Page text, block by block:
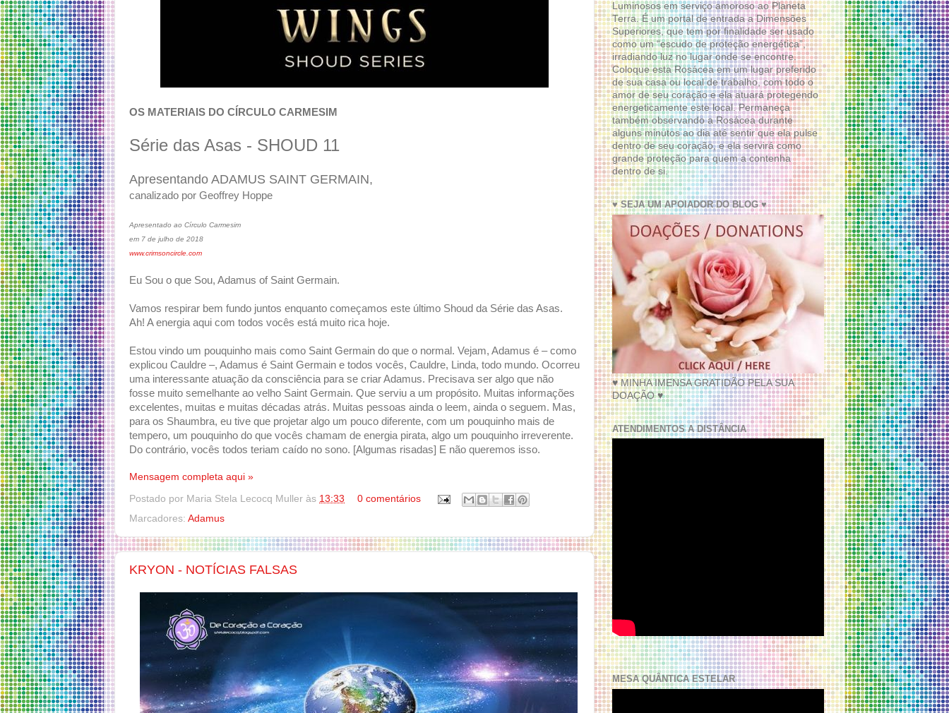
OS MATERIAIS DO CÍRCULO CARMESIM
Série das Asas - SHOUD 11
Apresentando ADAMUS SAINT GERMAIN,
canalizado por Geoffrey Hoppe
Apresentado ao Círculo Carmesim
em 7 de julho de 2018
www.crimsoncircle.com
Eu Sou o que Sou, Adamus of Saint Germain.
Vamos respirar bem fundo juntos enquanto começamos este último Shoud da Série das Asas.
Ah! A energia aqui com todos vocês está muito rica hoje.
Estou vindo um pouquinho mais como Saint Germain do que o normal. Vejam, Adamus é – como
explicou Cauldre –, Adamus é Saint Germain e todos vocês, Cauldre, Linda, todo mundo. Ocorreu
uma interessante atuação da consciência para se criar Adamus. Precisava ser algo que não
fosse muito semelhante ao velho Saint Germain. Que serviu a um propósito. Muitas informações
excelentes, muitas e muitas décadas atrás. Muitas pessoas ainda o leem, ainda o seguem. Mas,
para os Shaumbra, eu tive que projetar algo um pouco diferente, com um pouquinho mais de
tempero, um pouquinho do que vocês chamam de energia pirata, algo um pouquinho irreverente.
Do contrário, vocês todos teriam caído no sono. [Algumas risadas] E não queremos isso.
Mensagem completa aqui »
Postado por Maria Stela Lecocq Muller às 13:33
0 comentários
Marcadores: Adamus
KRYON - NOTÍCIAS FALSAS
Luminosos em serviço amoroso ao Planeta
Terra. É um portal de entrada a Dimensões
Superiores, que tem por finalidade ser usado
como um “escudo de proteção energética”,
irradiando luz no lugar onde se encontre.
Coloque esta Rosácea em um lugar preferido
de sua casa ou local de trabalho, com todo o
amor de seu coração e ela atuará protegendo
energeticamente este local. Permaneça
também observando a Rosácea durante
alguns minutos ao dia até sentir que ela pulse
dentro de seu coração, e ela servirá como
grande proteção para quem a contenha
dentro de si.
♥ SEJA UM APOIADOR DO BLOG ♥
♥ MINHA IMENSA GRATIDÃO PELA SUA
DOAÇÃO ♥
ATENDIMENTOS A DISTÂNCIA
MESA QUÂNTICA ESTELAR